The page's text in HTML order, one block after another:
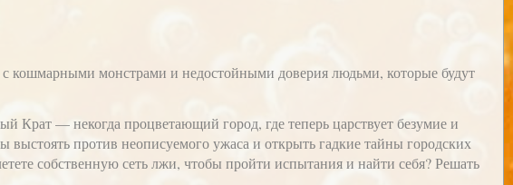
кошмарными монстрами и недостойными доверия людьми, которые будут
Крат — некогда процветающий город, где теперь царствует безумие и
против неописуемого ужаса и открыть гадкие тайны городских
собственную сеть лжи, чтобы пройти испытания и найти себя? Решать